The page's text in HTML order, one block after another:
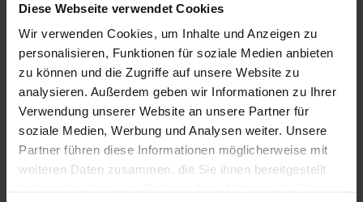
Diese Webseite verwendet Cookies
Wir verwenden Cookies, um Inhalte und Anzeigen zu
personalisieren, Funktionen für soziale Medien anbieten
zu können und die Zugriffe auf unsere Website zu
analysieren. Außerdem geben wir Informationen zu Ihrer
Verwendung unserer Website an unsere Partner für
soziale Medien, Werbung und Analysen weiter. Unsere
Partner führen diese Informationen möglicherweise mit
weiteren Daten zusammen, die Sie ihnen bereitgestellt
EIGENSCHAFTEN
Ausführung Muffe/Gewinde/Muffe
Außendurchmess
er
35 mm